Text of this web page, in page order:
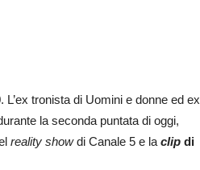
. L’ex tronista di Uomini e donne ed ex
la seconda puntata di oggi,
reality showdi Canale 5 e la clip di